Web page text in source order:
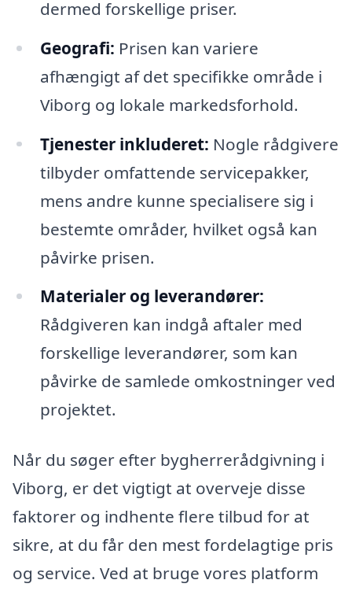
dermed forskellige priser.
Geografi: Prisen kan variere
afhængigt af det specifikke område i
Viborg og lokale markedsforhold.
Tjenester inkluderet: Nogle rådgivere
tilbyder omfattende servicepakker,
mens andre kunne specialisere sig i
bestemte områder, hvilket også kan
påvirke prisen.
Materialer og leverandører:
Rådgiveren kan indgå aftaler med
forskellige leverandører, som kan
påvirke de samlede omkostninger ved
projektet.
Når du søger efter bygherrerådgivning i
Viborg, er det vigtigt at overveje disse
faktorer og indhente flere tilbud for at
sikre, at du får den mest fordelagtige pris
og service. Ved at bruge vores platform